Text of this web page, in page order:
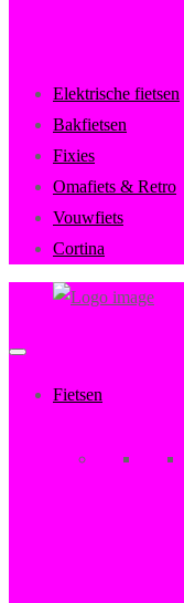
Elektrische fietsen
Bakfietsen
Fixies
Omafiets & Retro
Vouwfiets
Cortina
Primary
Fietsen